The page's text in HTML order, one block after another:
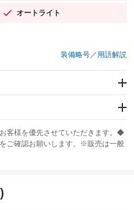
オートライト
：装備あり
装備略号／用語解説
ABS
客様を優先させていただきます。◆
ご確認お願いします。※販売は一般